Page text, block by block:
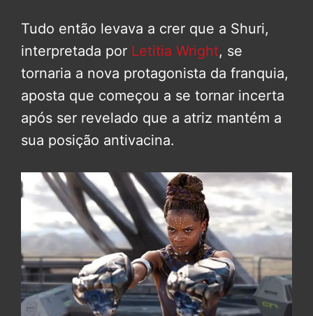
Tudo então levava a crer que a Shuri,
interpretada por Letitia Wright, se
tornaria a nova protagonista da franquia,
aposta que começou a se tornar incerta
após ser revelado que a atriz mantém a
sua posição antivacina.